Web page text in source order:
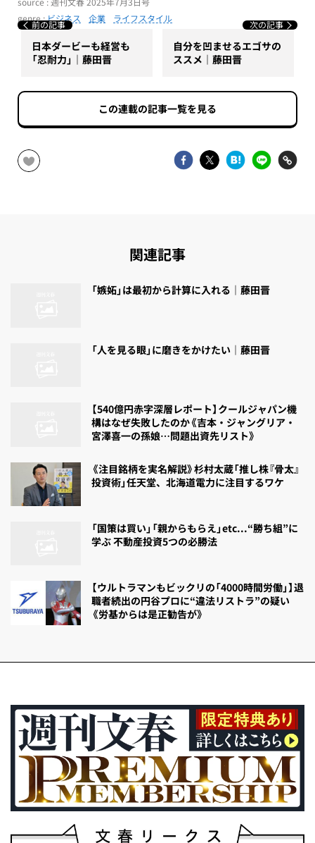
genre :ビジネス 企業 ライフスタイル
前の記事
日本ダービーも経営も
「忍耐力」｜藤田晋
次の記事
自分を凹ませるエゴサの
ススメ｜藤田晋
この連載の記事一覧を見る
関連記事
「嫉妬」は最初から計算に入れる｜藤田晋
「人を見る眼」に磨きをかけたい｜藤田晋
【540億円赤字深層レポート】クールジャパン機
構はなぜ失敗したのか《吉本・ジャングリア・
宮澤喜一の孫娘…問題出資先リスト》
《注目銘柄を実名解説》杉村太蔵「推し株『骨太』
投資術」任天堂、北海道電力に注目するワケ
「国策は買い」「親からもらえ」etc...“勝ち組”に
学ぶ 不動産投資5つの必勝法
【ウルトラマンもビックリの「4000時間労働」】退
職者続出の円谷プロに“違法リストラ”の疑い
《労基からは是正勧告が》